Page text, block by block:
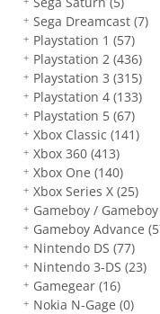
Sega Dreamcast(7)
Playstation 1(57)
Playstation 2(436)
Playstation 3(315)
Playstation 4(133)
Playstation 5(67)
Xbox Classic(141)
Xbox 360(413)
Xbox One(140)
Xbox Series X(25)
Gameboy /
Gameboy Advance
Nintendo DS(77)
Nintendo 3-DS(23)
Gamegear(16)
Nokia N-Gage(0)